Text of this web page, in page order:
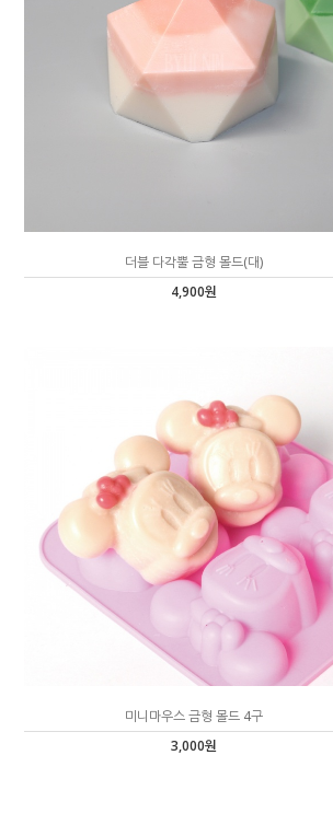
더블 다각뿔 금형 몰드(대)
4,900원
미니마우스 금형 몰드 4구
3,000원